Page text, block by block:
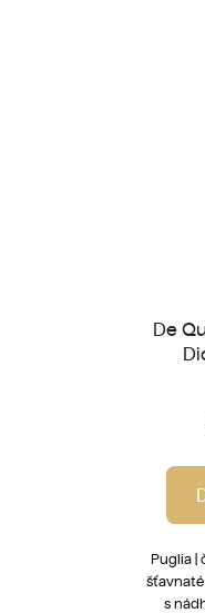
De
Puglia |
s